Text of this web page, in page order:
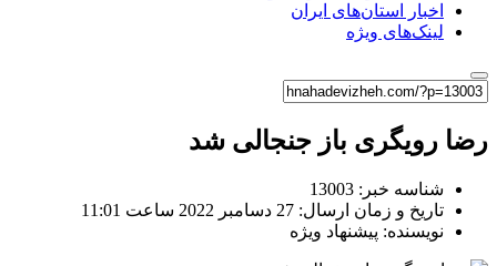
اخبار استان‌های ایران
لینک‌های ویژه
رضا رویگری باز جنجالی شد
شناسه خبر: 13003
تاریخ و زمان ارسال: 27 دسامبر 2022 ساعت 11:01
نویسنده: پیشنهاد ویژه